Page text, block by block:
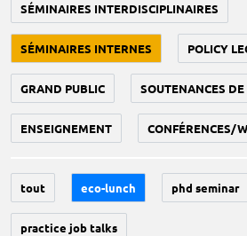
SÉMINAIRES INTERDISCIPLINAIRES
SÉMINAIRES INTERNES POLICY
GRAND PUBLIC SOUTENANCES
ENSEIGNEMENT CONFÉRENCES/
tout eco-lunch phd seminar
practice job talks